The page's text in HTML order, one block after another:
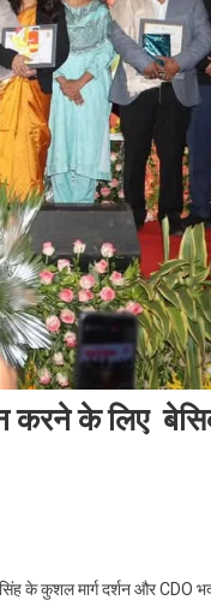
करने के लिए
के कुशल मार्ग दर्शन और CDO